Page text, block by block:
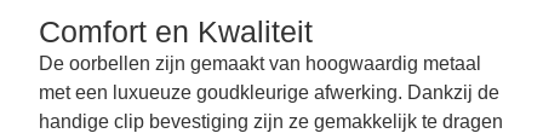
Comfort en Kwaliteit
De oorbellen zijn gemaakt van hoogwaardig metaal
met een luxueuze goudkleurige afwerking. Dankzij de
handige clip bevestiging zijn ze gemakkelijk te dragen